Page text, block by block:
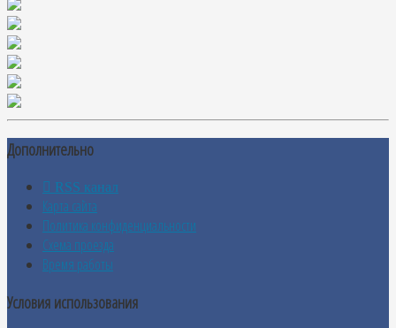
Дополнительно
RSS канал
Карта сайта
Политика конфиденциальности
Схема проезда
Время работы
Условия использования